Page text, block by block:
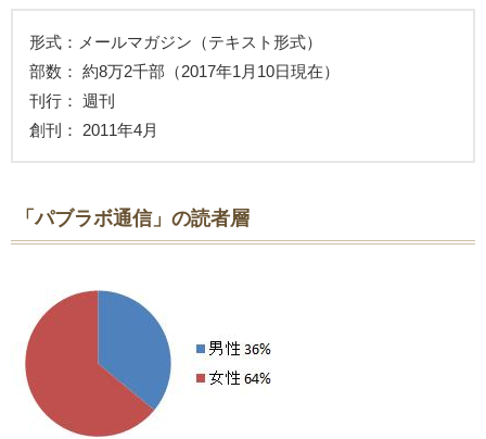
形式：メールマガジン（テキスト形式）
部数： 約8万2千部（2017年1月10日現在）
刊行： 週刊
創刊： 2011年4月
「パブラボ通信」の読者層